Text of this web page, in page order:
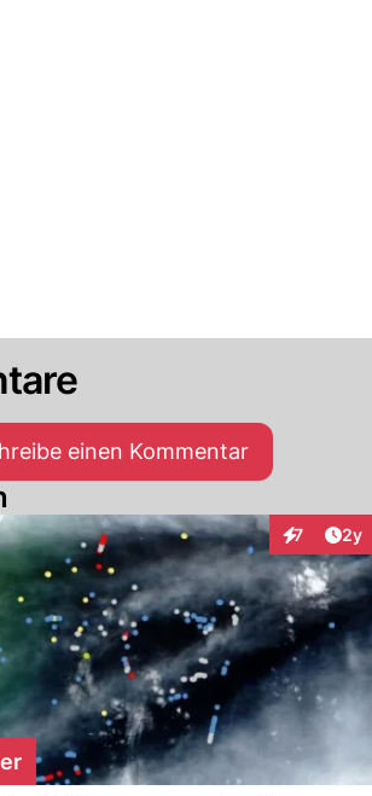
einen Kommentar
7 2y